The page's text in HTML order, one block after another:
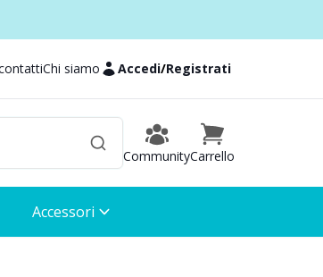
Chi siamo Accedi/Registrati
CommunityCarrello
Accessori